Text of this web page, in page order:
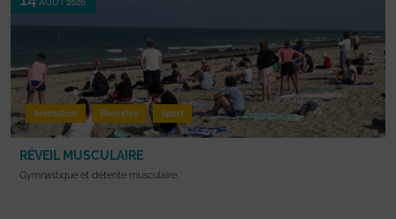
AOÛT 2026
Animation Bien être Sport
RÉVEIL MUSCULAIRE
Gymnastique et détente musculaire.